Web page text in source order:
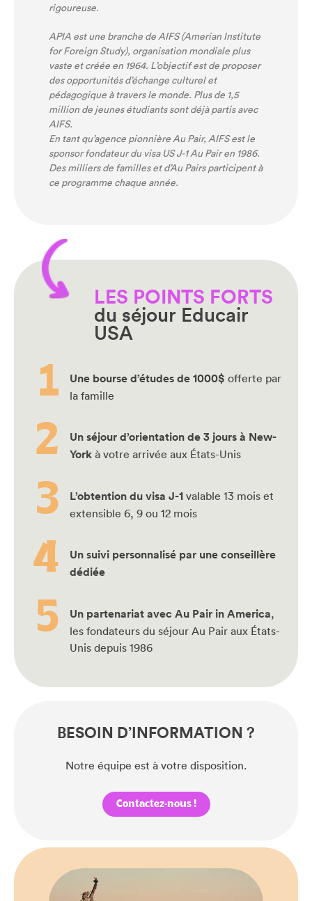
rigoureuse.
APIA est une branche de AIFS (Amerian Institute
for Foreign Study), organisation mondiale plus
vaste et créée en 1964. L’objectif est de proposer
des opportunités d’échange culturel et
pédagogique à travers le monde. Plus de 1,5
million de jeunes étudiants sont déjà partis avec
AIFS.
En tant qu’agence pionnière Au Pair, AIFS est le
sponsor fondateur du visa US J-1 Au Pair en 1986.
Des milliers de familles et d’Au Pairs participent à
ce programme chaque année.
LES POINTS FORTS
du séjour Educair
USA
Une bourse d’études de 1000$ offerte par
la famille
Un séjour d’orientation de 3 jours à New-
York à votre arrivée aux États-Unis
L’obtention du visa J-1 valable 13 mois et
extensible 6, 9 ou 12 mois
Un suivi personnalisé par une conseillère
dédiée
Un partenariat avec Au Pair in America,
les fondateurs du séjour Au Pair aux États-
Unis depuis 1986
BESOIN D’INFORMATION ?
Notre équipe est à votre disposition.
Contactez-nous !